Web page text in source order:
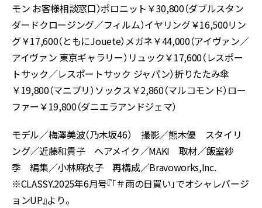
モン お客様相談窓口）ポロニット￥30,800（ダブルスタン
ダードクロージング／フィルム）イヤリング￥16,500リン
グ￥17,600（ともにJouete）メガネ￥44,000（アイヴァン／
アイヴァン 東京ギャラリー）リュック￥17,600（レスポー
トサック／レスポートサック ジャパン）折りたたみ傘
￥19,800（マニプリ）ソックス￥2,860（マルコモンド）ロー
ファー￥19,800（ダニエラアンドジェマ）
モデル／梅澤美波（乃木坂46） 撮影／熊木優 スタイリ
ング／近藤和貴子 ヘアメイク／MAKI 取材／飯室紗
季 編集／小林麻衣子 再構成／Bravoworks,Inc.
※CLASSY.2025年6月号『「＃雨の日買い」でオシャレバージ
ョンUP』より。